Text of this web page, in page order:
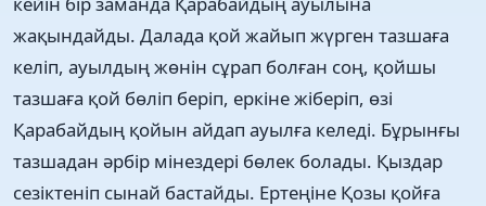
жақындайды. Далада қой жайып жүрген тазшаға
келіп, ауылдың жөнін сұрап болған соң, қойшы
тазшаға қой бөліп беріп, еркіне жіберіп, өзі
Қарабайдың қойын айдап ауылға келеді. Бұрынғы
тазшадан әрбір мінездері бөлек болады. Қыздар
сезіктеніп сынай бастайды. Ертеңіне Қозы қойға